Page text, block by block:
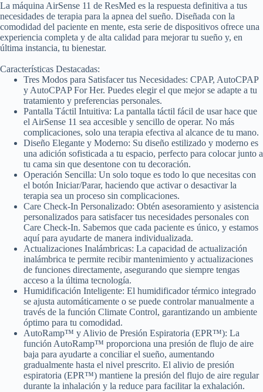
La máquina AirSense 11 de ResMed es la respuesta definitiva a tus
necesidades de terapia para la apnea del sueño. Diseñada con la
comodidad del paciente en mente, esta serie de dispositivos ofrece una
experiencia completa y de alta calidad para mejorar tu sueño y, en
última instancia, tu bienestar.
Características Destacadas:
Tres Modos para Satisfacer tus Necesidades: CPAP, AutoCPAP
y AutoCPAP For Her. Puedes elegir el que mejor se adapte a tu
tratamiento y preferencias personales.
Pantalla Táctil Intuitiva: La pantalla táctil fácil de usar hace que
el AirSense 11 sea accesible y sencillo de operar. No más
complicaciones, solo una terapia efectiva al alcance de tu mano.
Diseño Elegante y Moderno: Su diseño estilizado y moderno es
una adición sofisticada a tu espacio, perfecto para colocar junto a
tu cama sin que desentone con tu decoración.
Operación Sencilla: Un solo toque es todo lo que necesitas con
el botón Iniciar/Parar, haciendo que activar o desactivar la
terapia sea un proceso sin complicaciones.
Care Check-In Personalizado: Obtén asesoramiento y asistencia
personalizados para satisfacer tus necesidades personales con
Care Check-In. Sabemos que cada paciente es único, y estamos
aquí para ayudarte de manera individualizada.
Actualizaciones Inalámbricas: La capacidad de actualización
inalámbrica te permite recibir mantenimiento y actualizaciones
de funciones directamente, asegurando que siempre tengas
acceso a la última tecnología.
Humidificación Inteligente: El humidificador térmico integrado
se ajusta automáticamente o se puede controlar manualmente a
través de la función Climate Control, garantizando un ambiente
óptimo para tu comodidad.
AutoRamp™ y Alivio de Presión Espiratoria (EPR™): La
función AutoRamp™ proporciona una presión de flujo de aire
baja para ayudarte a conciliar el sueño, aumentando
gradualmente hasta el nivel prescrito. El alivio de presión
espiratoria (EPR™) mantiene la presión del flujo de aire regular
durante la inhalación y la reduce para facilitar la exhalación.